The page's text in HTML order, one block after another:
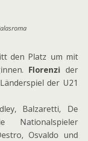
den Platz um mit
Florenzi der
der U21
Balzaretti, De
Osvaldo und